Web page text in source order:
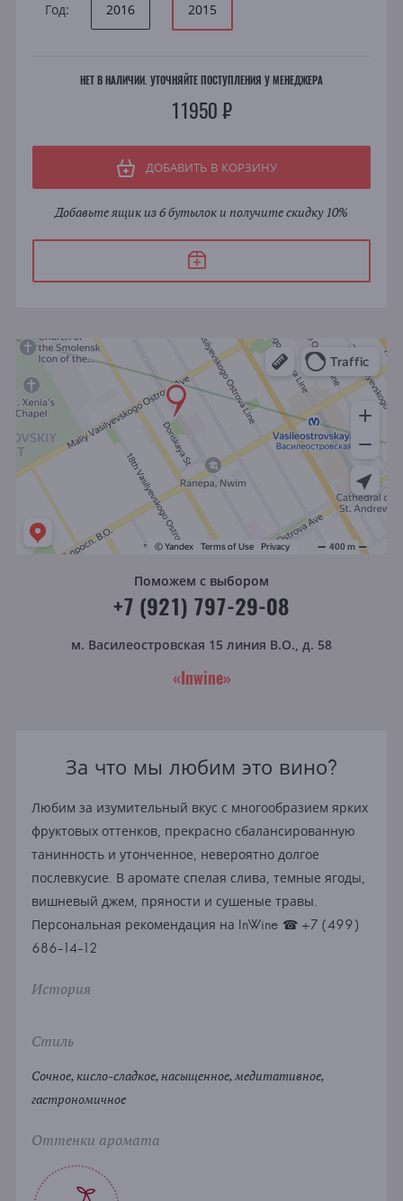
Год: 2016 2015
НЕТ В НАЛИЧИИ. УТОЧНЯЙТЕ ПОСТУПЛЕНИЯ У МЕНЕДЖЕРА
11950 ₽
ДОБАВИТЬ В КОРЗИНУ
Добавьте ящик из 6 бутылок и получите скидку 10%
Поможем с выбором
+7 (921) 797-29-08
м. Василеостровская 15 линия В.О., д. 58
«Inwine»
За что мы любим это вино?
Любим за изумительный вкус с многообразием ярких
фруктовых оттенков, прекрасно сбалансированную
танинность и утонченное, невероятно долгое
послевкусие. В аромате спелая слива, темные ягоды,
вишневый джем, пряности и сушеные травы.
Персональная рекомендация на InWine ☎ +7 (499)
686-14-12
История
Стиль
Сочное, кисло-сладкое, насыщенное, медитативное,
гастрономичное
Оттенки аромата